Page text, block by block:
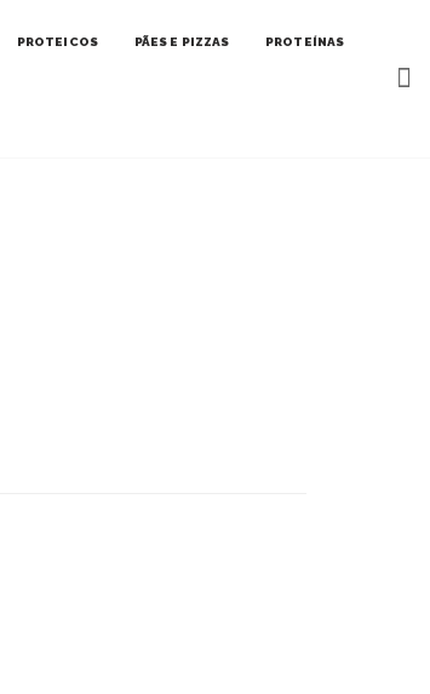
PROTEICOS PÃES E PIZZAS PROTEÍNAS